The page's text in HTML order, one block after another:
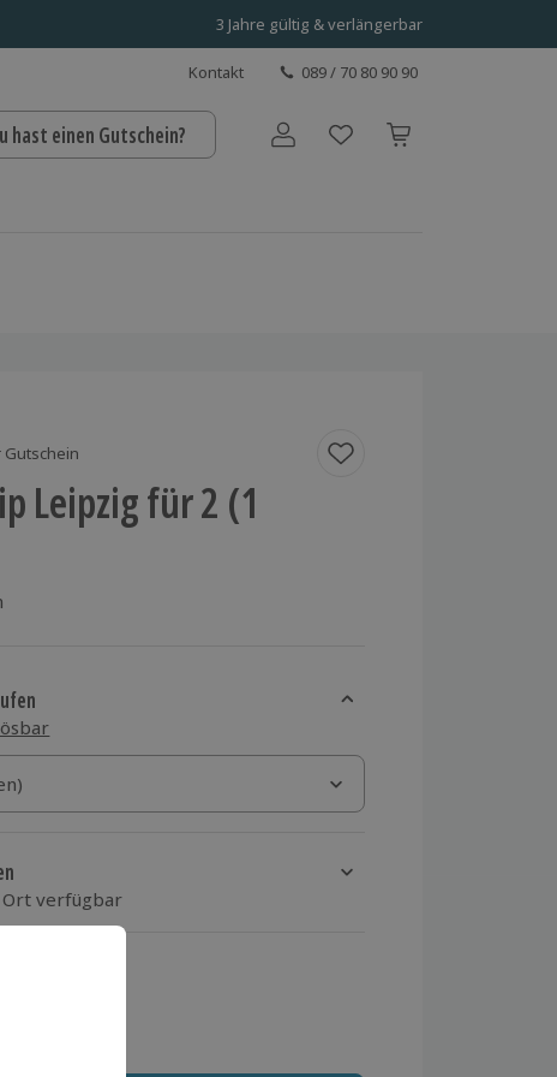
3 Jahre gültig & verlängerbar
Kontakt 089 / 70 80 90 90
hast einen Gutschein? Benutzerkonto
Gutschein
Leipzig für 2 (1
verfügbar